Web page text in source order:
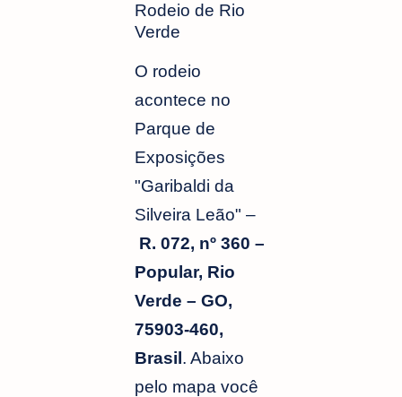
Rodeio de Rio
Verde
O rodeio
acontece no
Parque de
Exposições
"Garibaldi da
Silveira Leão" –
R. 072, nº 360 –
Popular, Rio
Verde – GO,
75903-460,
Brasil. Abaixo
pelo mapa você